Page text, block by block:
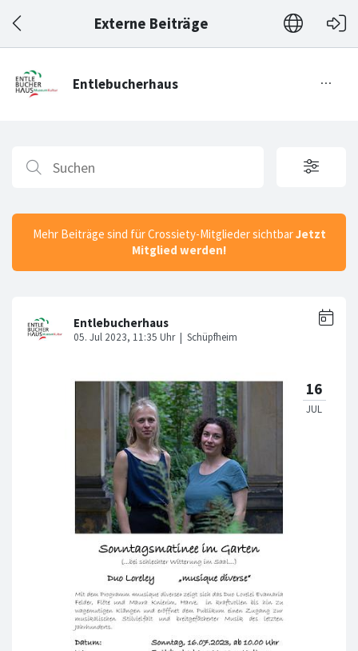
Externe Beiträge
Mehr Beiträge sind für Crossiety-Mitglieder sichtbarJetzt
Mitglied werden!